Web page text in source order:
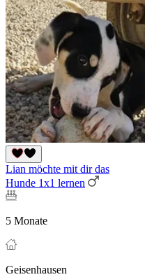
Lian möchte mit dir das
Hunde 1x1 lernen
5 Monate
Geisenhausen